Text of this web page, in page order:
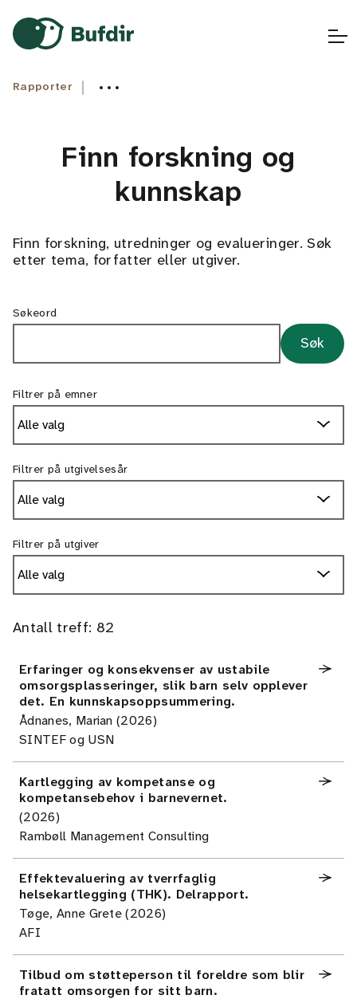
Gå til fremsiden
Rapporter
Finn forskning og
kunnskap
Finn forskning, utredninger og evalueringer. Søk
etter tema, forfatter eller utgiver.
Søkeord
Søk
Filtrer på emner
Alle valg
Filtrer på utgivelsesår
Alle valg
Filtrer på utgiver
Alle valg
Antall treff: 82
Erfaringer og konsekvenser av ustabile
omsorgsplasseringer, slik barn selv opplever
det. En kunnskapsoppsummering.
Ådnanes, Marian (2026)
SINTEF og USN
Kartlegging av kompetanse og
kompetansebehov i barnevernet.
(2026)
Rambøll Management Consulting
Effektevaluering av tverrfaglig
helsekartlegging (THK). Delrapport.
Tøge, Anne Grete (2026)
AFI
Tilbud om støtteperson til foreldre som blir
fratatt omsorgen for sitt barn.